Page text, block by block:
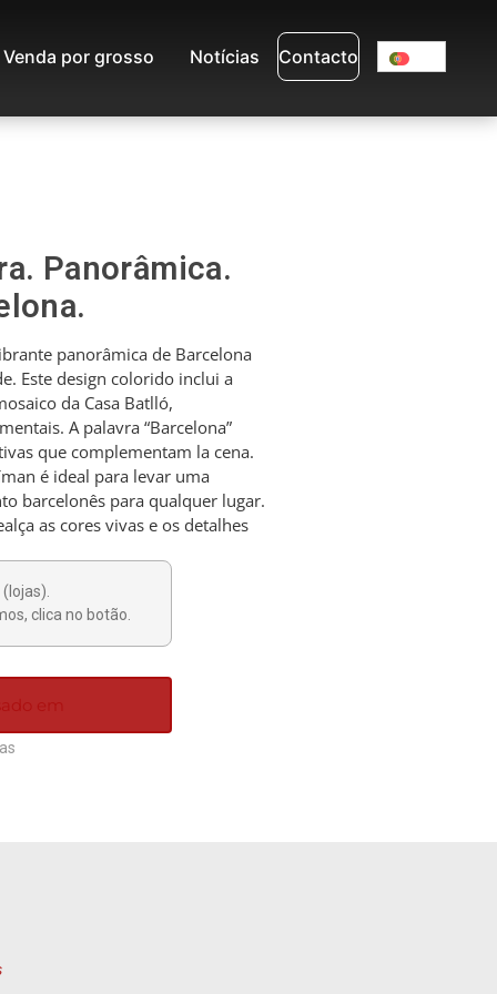
Venda por grosso Notícias Contacto
Panorâmica.
panorâmica de Barcelona
Este design colorido inclui a
da Casa Batlló,
A palavra “Barcelona”
que complementam la cena.
é ideal para levar uma
barcelonês para qualquer lugar.
as cores vivas e os detalhes
clica no botão.
em